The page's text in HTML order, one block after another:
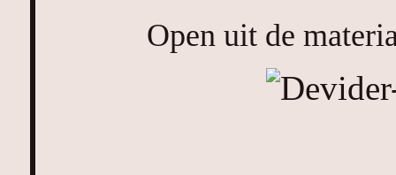
Open uit de